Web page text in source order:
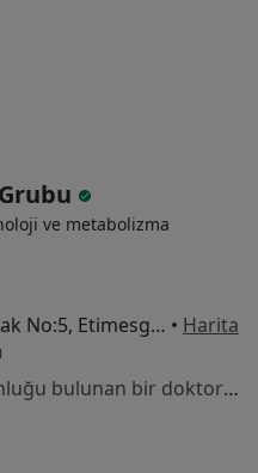
ve metabolizma
Elvan Mahallesi 1935. Sokak No:5, Etimesgut • Harita
Bu kurumda online uygunluğu bulunan bir doktor veya uzman bulunamadı